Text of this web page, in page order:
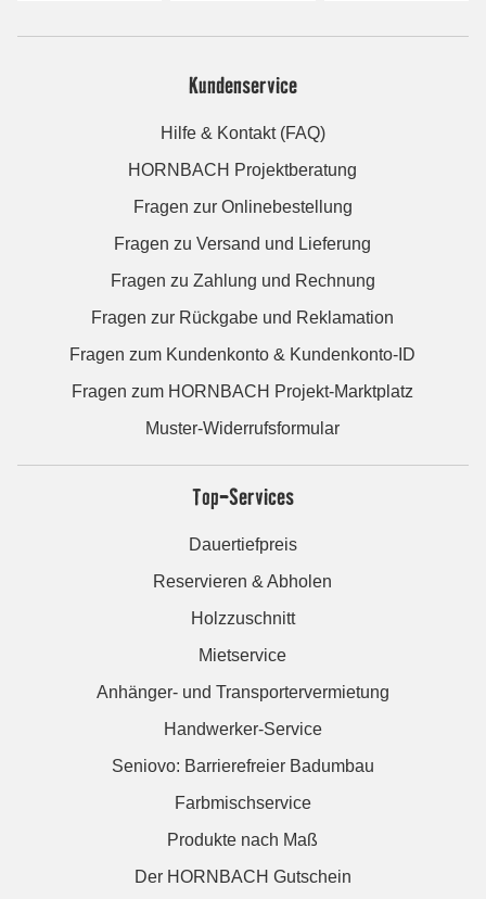
Kundenservice
Hilfe & Kontakt (FAQ)
HORNBACH Projektberatung
Fragen zur Onlinebestellung
Fragen zu Versand und Lieferung
Fragen zu Zahlung und Rechnung
Fragen zur Rückgabe und Reklamation
Fragen zum Kundenkonto & Kundenkonto-ID
Fragen zum HORNBACH Projekt-Marktplatz
Muster-Widerrufsformular
Top-Services
Dauertiefpreis
Reservieren & Abholen
Holzzuschnitt
Mietservice
Anhänger- und Transportervermietung
Handwerker-Service
Seniovo: Barrierefreier Badumbau
Farbmischservice
Produkte nach Maß
Der HORNBACH Gutschein